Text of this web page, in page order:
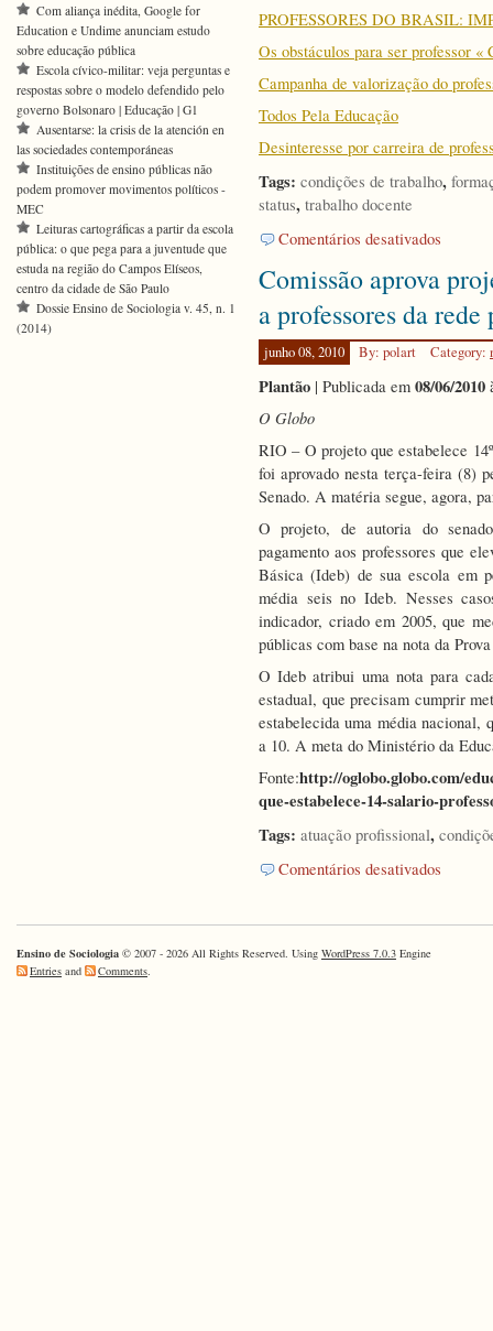
PROFESSORES DO BRASIL:
Os obstáculos para ser professor «
Campanha de valorização do
Todos Pela Educação
Desinteresse por carreira de
Tags: condições de trabalho,
status, trabalho docente
Comentários desativados
Ciências
Sociais
e
de
–
Comissão aprova
a professores da
junho 08, 2010 By: polart Category:
Plantão | Publicada em 08/06/2010
O Globo
RIO – O projeto que estabelece
foi aprovado nesta terça-feira (8)
Senado. A matéria segue, agora,
O projeto, de autoria do
pagamento aos professores que
Básica (Ideb) de sua escola em
média seis no Ideb. Nesses
indicador, criado em 2005, que
públicas com base na nota da
O Ideb atribui uma nota para
estadual, que precisam cumprir
estabelecida uma média nacional,
a 10. A meta do Ministério da
Fonte:http://oglobo.globo.com/
que-estabelece-14-salario-
Tags: atuação profissional,
Comentários desativados
projeto
Com aliança inédita, Google for
Education e Undime anunciam estudo
sobre educação pública
Escola cívico-militar: veja perguntas e
respostas sobre o modelo defendido pelo
governo Bolsonaro | Educação | G1
Ausentarse: la crisis de la atención en
las sociedades contemporáneas
Instituições de ensino públicas não
podem promover movimentos políticos -
MEC
Leituras cartográficas a partir da escola
pública: o que pega para a juventude que
estuda na região do Campos Elíseos,
centro da cidade de São Paulo
Dossie Ensino de Sociologia v. 45, n. 1
(2014)
Ensino de Sociologia © 2007 - 2026 All Rights Reserved. Using WordPress 7.0.3 Engine
Entries and Comments.